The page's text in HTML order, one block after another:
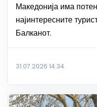
Македонија има
најинтересните
Балканот.
31.07.2026 14:34